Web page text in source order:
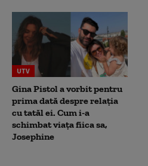
UTV
Gina Pistol a vorbit pentru
prima dată despre relația
cu tatăl ei. Cum i-a
schimbat viața fiica sa,
Josephine